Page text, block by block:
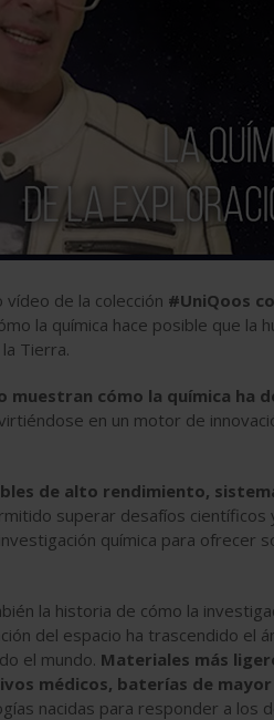
vídeo de la colección #UniQoos
la química hace posible que la
Tierra.
muestran cómo la química ha
en un motor de
de alto rendimiento,
superar desafíos científicos
química para ofrecer
la historia de cómo la
del espacio ha trascendido el
el mundo. Materiales más
médicos, baterías de
nacidas para responder a los